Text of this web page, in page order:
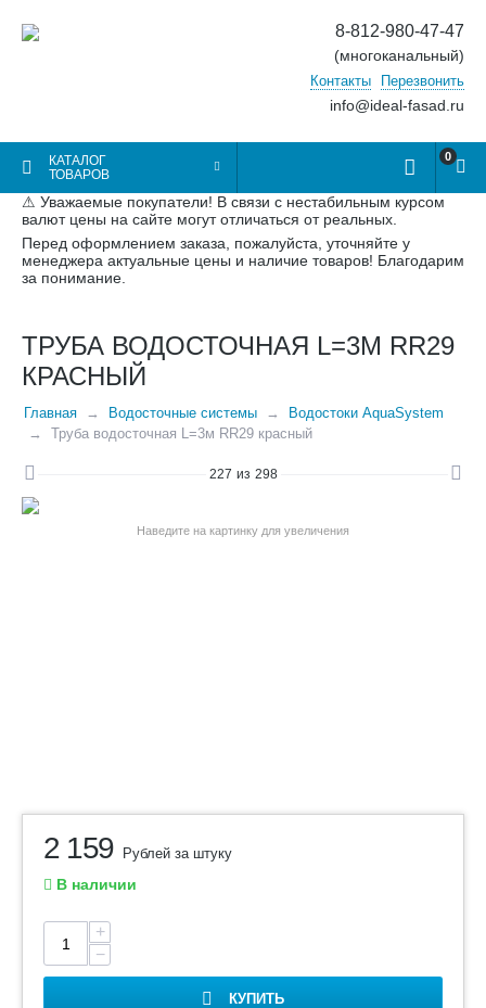
8-812-980-47-47
(многоканальный)
Контакты Перезвонить
info@ideal-fasad.ru
КАТАЛОГ
ТОВАРОВ
0
⚠ Уважаемые покупатели! В связи с нестабильным курсом
валют цены на сайте могут отличаться от реальных.
Перед оформлением заказа, пожалуйста, уточняйте у
менеджера актуальные цены и наличие товаров! Благодарим
за понимание.
ТРУБА ВОДОСТОЧНАЯ L=3М RR29
КРАСНЫЙ
Главная Водосточные системы
Водостоки AquaSystem
Труба водосточная L=3м RR29 красный
227 из 298
Наведите на картинку для увеличения
2 159 Рублей за штуку
В наличии
+
−
КУПИТЬ